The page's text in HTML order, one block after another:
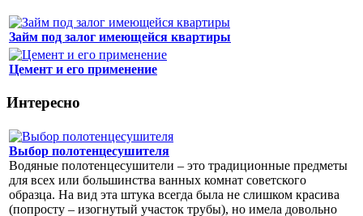
Займ под залог имеющейся квартиры
Цемент и его применение
Интересно
Выбор полотенцесушителя
Водяные полотенцесушители – это традиционные предметы
для всех или большинства ванных комнат советского
образца. На вид эта штука всегда была не слишком красива
(попросту – изогнутый участок трубы), но имела довольно